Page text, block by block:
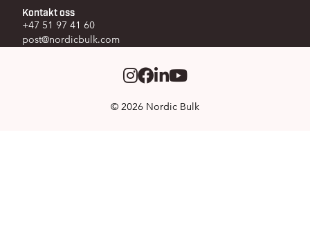
Kontakt oss
+47 51 97 41 60
post@nordicbulk.com
Instagram
Facebook
LinkedIm
Youtube
© 2026 Nordic Bulk